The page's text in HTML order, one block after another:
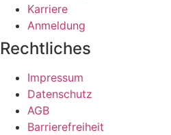
Karriere
Anmeldung
Rechtliches
Impressum
Datenschutz
AGB
Barrierefreiheit